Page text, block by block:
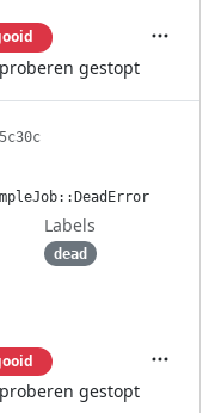
gestopt
Labels
dead
gestopt